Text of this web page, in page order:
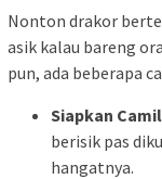
Nonton drakor
asik kalau bareng
pun, ada beberapa
Siapkan
berisik pas
hangatnya.